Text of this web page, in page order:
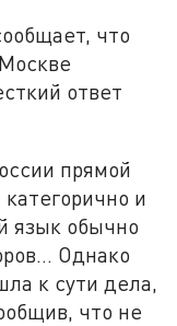
что
ответ
прямой
и
язык обычно
Однако
к сути дела,
что не